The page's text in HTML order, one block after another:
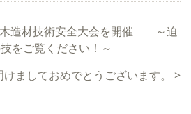
造材技術安全大会を開催 ～迫
をご覧ください！～
ましておめでとうございます。
>